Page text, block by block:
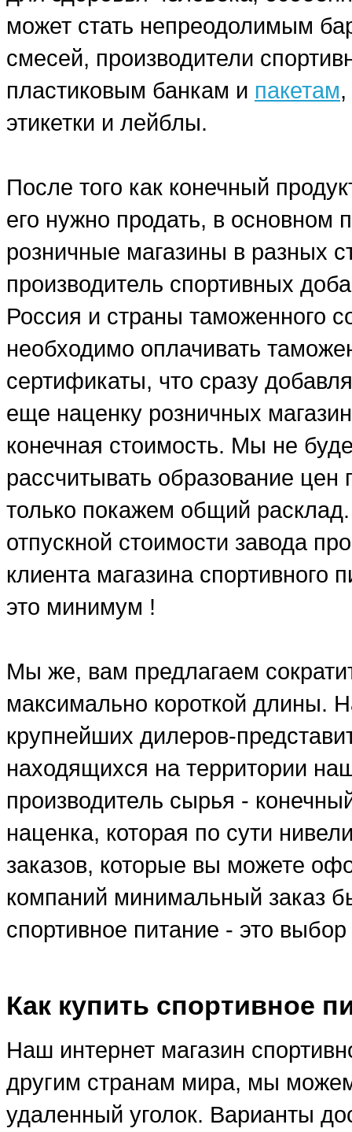
может стать непреодолимым
смесей, производители
пластиковым банкам и пакетам
этикетки и лейблы.
После того как конечный
его нужно продать, в основном
розничные магазины в разных
производитель спортивных
Россия и страны таможенного
необходимо оплачивать
сертификаты, что сразу
еще наценку розничных
конечная стоимость. Мы не
рассчитывать образование
только покажем общий
отпускной стоимости завода
клиента магазина спортивного
это минимум !
Мы же, вам предлагаем
максимально короткой длины.
крупнейших дилеров-
находящихся на территории
производитель сырья -
наценка, которая по сути
заказов, которые вы можете
компаний минимальный заказ
спортивное питание - это
Как купить спортивное
Наш интернет магазин
другим странам мира, мы
удаленный уголок. Варианты